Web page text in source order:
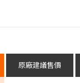
原廠建議售價